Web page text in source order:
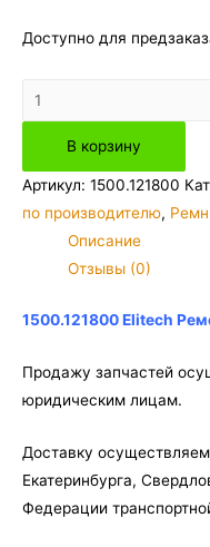
Доступно для
Количество
товара
1500.121800
Elitech
12ЭГ
В корзину
Артикул: 1500.121800
по производителю,
Описание
Отзывы (0)
1500.121800 Elitech
Продажу запчастей
юридическим лицам.
Доставку
Екатеринбурга,
Федерации